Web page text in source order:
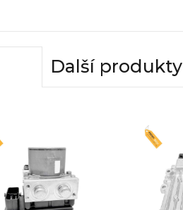
Další produkty